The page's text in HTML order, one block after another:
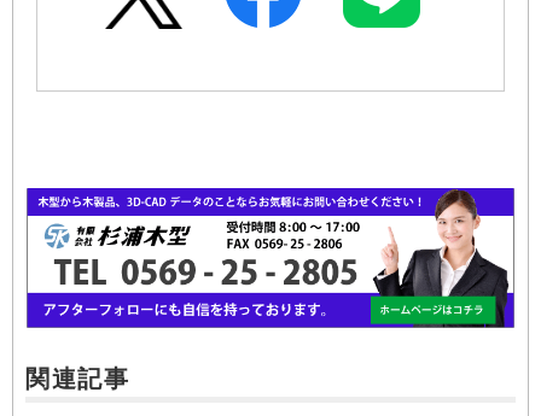
関連記事